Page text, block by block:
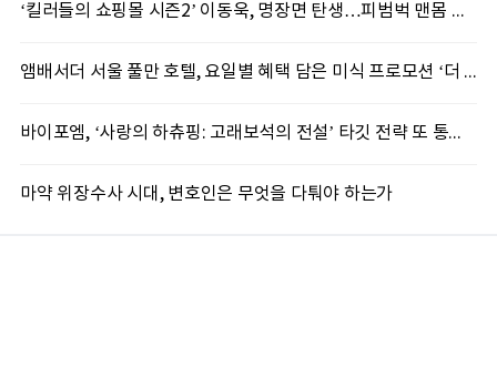
‘킬러들의 쇼핑몰 시즌2’ 이동욱, 명장면 탄생…피범벅 맨몸 액션 ‘감탄’
앰배서더 서울 풀만 호텔, 요일별 혜택 담은 미식 프로모션 ‘더 킹스 : 다이닝 프리빌리지즈’ 선봬
바이포엠, ‘사랑의 하츄핑: 고래보석의 전설’ 타깃 전략 또 통했다
마약 위장수사 시대, 변호인은 무엇을 다퉈야 하는가